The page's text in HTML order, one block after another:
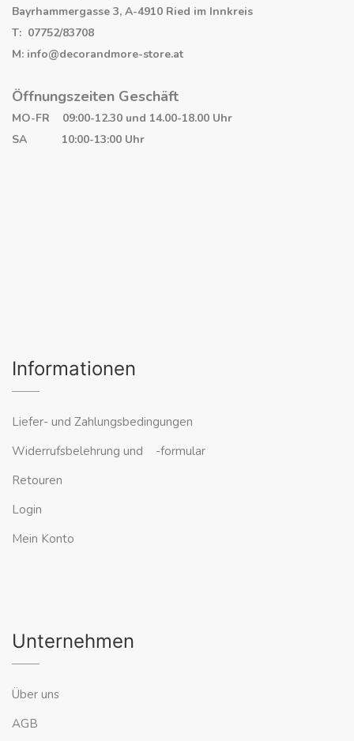
Bayrhammergasse 3, A-4910 Ried im Innkreis
T: 07752/83708
M: info@decorandmore-store.at
Öffnungszeiten Geschäft
MO-FR 09:00-12.30 und 14.00-18.00 Uhr
SA 10:00-13:00 Uhr
Informationen
Liefer- und Zahlungsbedingungen
Widerrufsbelehrung und -formular
Retouren
Login
Mein Konto
Unternehmen
Über uns
AGB